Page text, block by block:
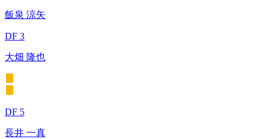
飯泉 涼矢
DF 3
大畑 隆也
DF 5
長井 一真